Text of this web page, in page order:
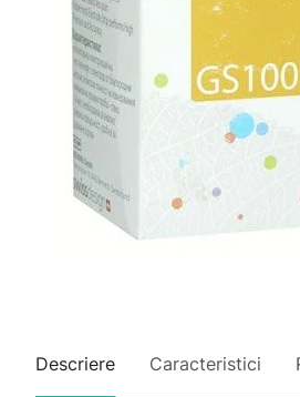
Descriere Caracteristici